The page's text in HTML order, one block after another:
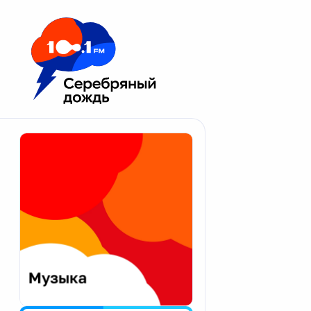
Москва 100.1 FM
Апатиты
Екатеринбург
Калининград
Калуга